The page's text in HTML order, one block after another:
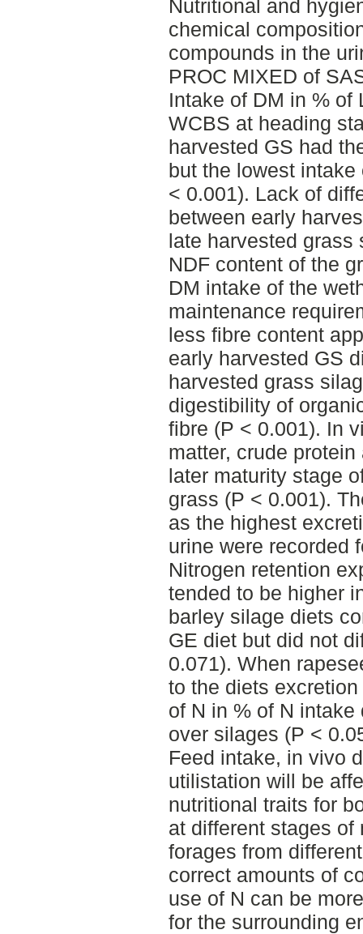
Nutritional and
chemical
compounds in the
PROC MIXED of
Intake of DM in % of
WCBS at heading
harvested GS had
but the lowest
< 0.001). Lack of
between early
late harvested grass
NDF content of the
DM intake of the
maintenance
less fibre content
early harvested GS
harvested grass
digestibility of
fibre (P < 0.001). In
matter, crude
later maturity stage
grass (P < 0.001).
as the highest
urine were recorded
Nitrogen retention
tended to be higher
barley silage diets
GE diet but did not
0.071). When
to the diets
of N in % of N
over silages (P <
Feed intake, in vivo
utilistation will be
nutritional traits for
at different stages of
forages from
correct amounts of
use of N can be
for the surrounding